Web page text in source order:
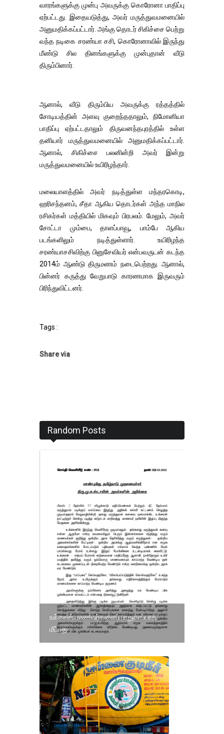
வாரங்களுக்கு முன்பு அவருக்கு கொரோனா பாதிப்பு
ஏற்பட்டது. இதையடுத்து, அவர் மருத்துவமனையில்
அனுமதிக்கப்பட்டார். அங்கு தொடர் சிகிச்சை பெற்று
வந்த நடிகை சரண்யா சசி, கொரோனாவில் இருந்து
மீண்டு சில தினங்களுக்கு முன்புதான் வீடு
திரும்பினார்.
ஆனால், வீடு திரும்பிய அவருக்கு ரத்தத்தில்
சோடியத்தின் அளவு குறைந்ததாலும், நிமோனியா
பாதிப்பு ஏற்பட்டதாலும் திருவனந்தபுரத்தில் உள்ள
தனியார் மருத்துவமனையில் அனுமதிக்கப்பட்டார்.
ஆனால், சிகிச்சை பலனின்றி அவர் இன்று
மருத்துவமனையில் உயிரிழந்தார்.
மலையாளத்தில் அவர் நடித்துள்ள மந்தரகொடி,
ஹரிசந்தனம், சீதா ஆகிய தொடர்கள் அந்த மாநில
ரசிகர்கள் மத்தியில் மிகவும் பிரபலம். மேலும், அவர்
சோட்டா மும்பை, தாளப்பாவூ, பாம்பே ஆகிய
படங்களிலும் நடித்துள்ளார். உயிரிழந்த
சரண்யாசசிவிற்கு பினுசேவியர் என்பவருடன் கடந்த
2014ம் ஆண்டு திருமணம் நடைபெற்றது. ஆனால்,
பின்னர் கருத்து வேறுபாடு காரணமாக இருவரும்
பிரிந்துவிட்டனர்.
Tags :
Share via
Random Posts
உக்ரைன் மாணவர்களைப் பாதுகாப்பாக
மீட்பது